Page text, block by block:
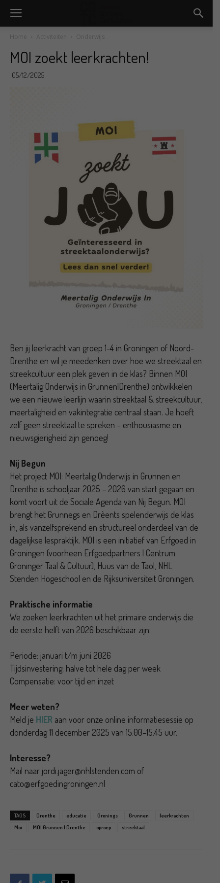
Home Activiteiten Onderwijs
MOI zoekt leerkrachten!
05/12/2025
Ben jij leerkracht van groep 1-4 in Groningen of Noord-
Drenthe en wil je meedenken over hoe we streektaal en
streekcultuur een plek geven in de klas? Binnen MOI
(Meertalig Onderwijs in Grunnen|Drenthe) ontwikkelen
we een nieuwe leerlijn waarin streektaal & streekcultuur,
meertaligheid en vakintegratie centraal staan. Je hoeft
zelf geen streektaal te spreken – enthousiasme en
nieuwsgierigheid zijn genoeg!
Nij Begun
Het project MOI: Meertalig Onderwijs in Grunnen en
Drenthe is schooljaar 2025 – 2026 van start gegaan en
komt voort uit de Sociale Agenda van Nij Begun. MOI
brengt het Grunnegs en Drèents spelenderwijs de klas
in, als vanzelfsprekend en structureel onderdeel van de
dagelijkse lespraktijk. MOI is een initiatief van Erfgoed in
Groningen (voorheen Erfgoedpartners | Centrum
Groninger Taal & Cultuur), Huus van de Taol, NHL
Stenden Hogeschool en de Rijksuniversiteit Groningen.
Praktische informatie
We zoeken leerkrachten uit het primaire onderwijs die
de eerste helft van 2026 beschikbaar zijn:
Periode: januari t/m juni 2026
Tijdsinvestering: halve tot hele dag per week
Compensatie: voor tijd en inzet
Meer weten?
Meld je HIER aan voor onze online informatiesessie op
donderdag 11 december 2025 van 15.00–15.45 uur.
Interesse?
Mail naar jordi.jager@nhlstenden.com of
cato@erfgoedingroningen.nl
TAGS Drenthe educatie Gronings Grunnen
leerkrachten
Moi
MOI Grunnen | Drenthe oproep streektaal